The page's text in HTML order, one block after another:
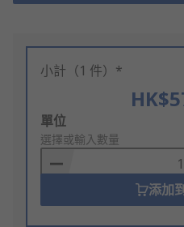
小計（1 件）*
Add
to
Basket
單位
選擇或輸入數量
添加